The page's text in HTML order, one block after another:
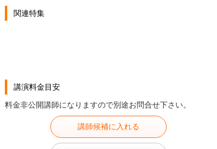
関連特集
講演料金目安
料金非公開講師になりますので別途お問合せ下さい。
講師候補に入れる